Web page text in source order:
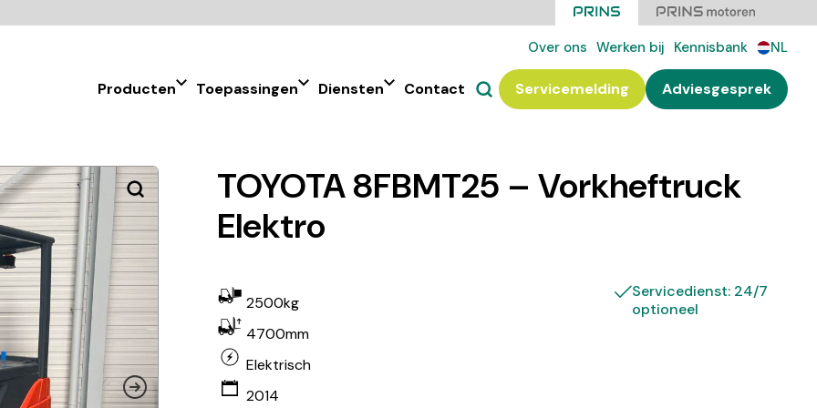
Over ons Werken bij Kennisbank NL
Producten Toepassingen Diensten Contact Servicemelding Adviesgesprek
TOYOTA 8FBMT25 – Vorkheftruck
Elektro
2500kg
4700mm
Elektrisch
2014
Servicedienst: 24/7
optioneel